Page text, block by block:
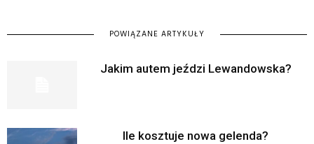
POWIĄZANE ARTYKUŁY
Jakim autem jeździ Lewandowska?
Ile kosztuje nowa gelenda?